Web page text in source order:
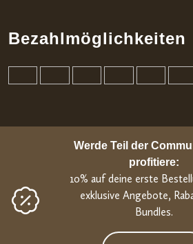
Bezahlmöglichkeiten
Werde Teil der
profitiere:
10% auf deine erste
exklusive Angebote,
Bundles.